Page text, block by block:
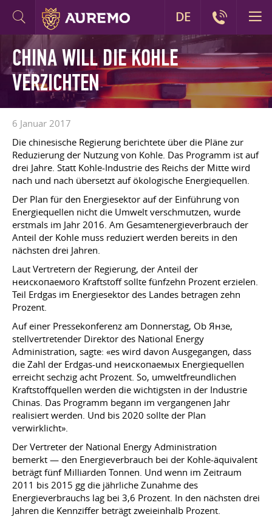
CHINA WILL DIE KOHLE
VERZICHTEN
6 Januar 2017
Die chinesische Regierung berichtete über die Pläne zur
Reduzierung der Nutzung von Kohle. Das Programm ist auf
drei Jahre. Statt Kohle-Industrie des Reichs der Mitte wird
nach und nach übersetzt auf ökologische Energiequellen.
Der Plan für den Energiesektor auf der Einführung von
Energiequellen nicht die Umwelt verschmutzen, wurde
erstmals im Jahr 2016. Am Gesamtenergieverbrauch der
Anteil der Kohle muss reduziert werden bereits in den
nächsten drei Jahren.
Laut Vertretern der Regierung, der Anteil der
неископаемого Kraftstoff sollte fünfzehn Prozent erzielen.
Teil Erdgas im Energiesektor des Landes betragen zehn
Prozent.
Auf einer Pressekonferenz am Donnerstag, Ob Янзе,
stellvertretender Direktor des National Energy
Administration, sagte: «es wird davon Ausgegangen, dass
die Zahl der Erdgas-und неископаемых Energiequellen
erreicht sechzig acht Prozent. So, umweltfreundlichen
Kraftstoffquellen werden die wichtigsten in der Industrie
Chinas. Das Programm begann im vergangenen Jahr
realisiert werden. Und bis 2020 sollte der Plan
verwirklicht».
Der Vertreter der National Energy Administration
bemerkt — den Energieverbrauch bei der Kohle-äquivalent
beträgt fünf Milliarden Tonnen. Und wenn im Zeitraum
2011 bis 2015 gg die jährliche Zunahme des
Energieverbrauchs lag bei 3,6 Prozent. In den nächsten drei
Jahren die Kennziffer beträgt zweieinhalb Prozent.
DE